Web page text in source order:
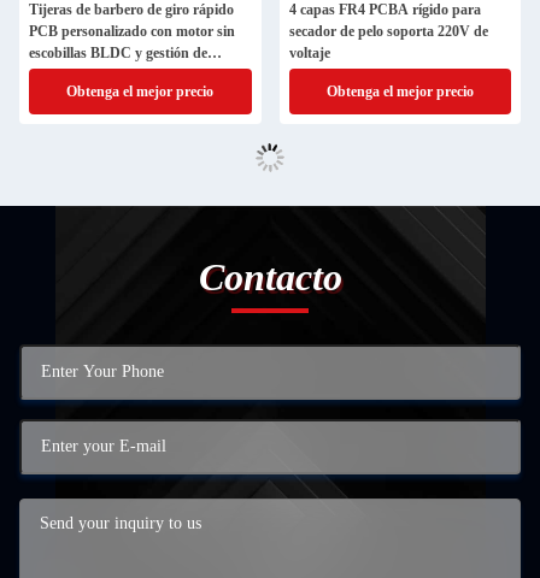
Tijeras de barbero de giro rápido
PCB personalizado con motor sin
escobillas BLDC y gestión de
batería de litio 2 en 1
Obtenga el mejor precio
4 capas FR4 PCBA rígido para
secador de pelo soporta 220V de
voltaje
Obtenga el mejor precio
Contacto